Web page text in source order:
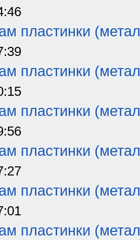
пластинки
пластинки
пластинки
пластинки
пластинки
пластинки